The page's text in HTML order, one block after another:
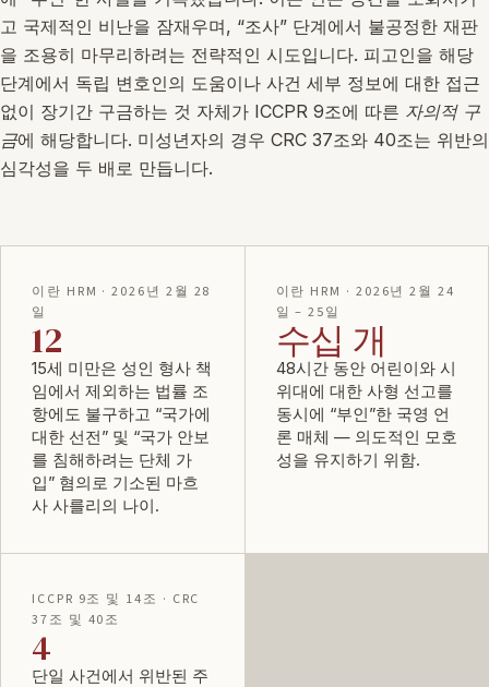
고 국제적인 비난을 잠재우며,
조사
단계에서 불공정한 재판
을 조용히 마무리하려는 전략적인 시도입니다. 피고인을 해당
단계에서 독립 변호인의 도움이나 사건 세부 정보에 대한 접근
없이 장기간 구금하는 것 자체가 ICCPR 9조에 따른 자의적 구
금에 해당합니다. 미성년자의 경우 CRC 37조와 40조는 위반의
심각성을 두 배로 만듭니다.
이란 HRM · 2026년 2월 28
일
12
15세 미만은 성인 형사 책
임에서 제외하는 법률 조
항에도 불구하고 “국가에
대한 선전” 및 “국가 안보
를 침해하려는 단체 가
입” 혐의로 기소된 마흐
사 사를리의 나이.
이란 HRM · 2026년 2월 24
일 – 25일
수십 개
48시간 동안 어린이와 시
위대에 대한 사형 선고를
동시에 “부인”한 국영 언
론 매체 — 의도적인 모호
성을 유지하기 위함.
ICCPR 9조 및 14조 · CRC
37조 및 40조
4
단일 사건에서 위반된 주